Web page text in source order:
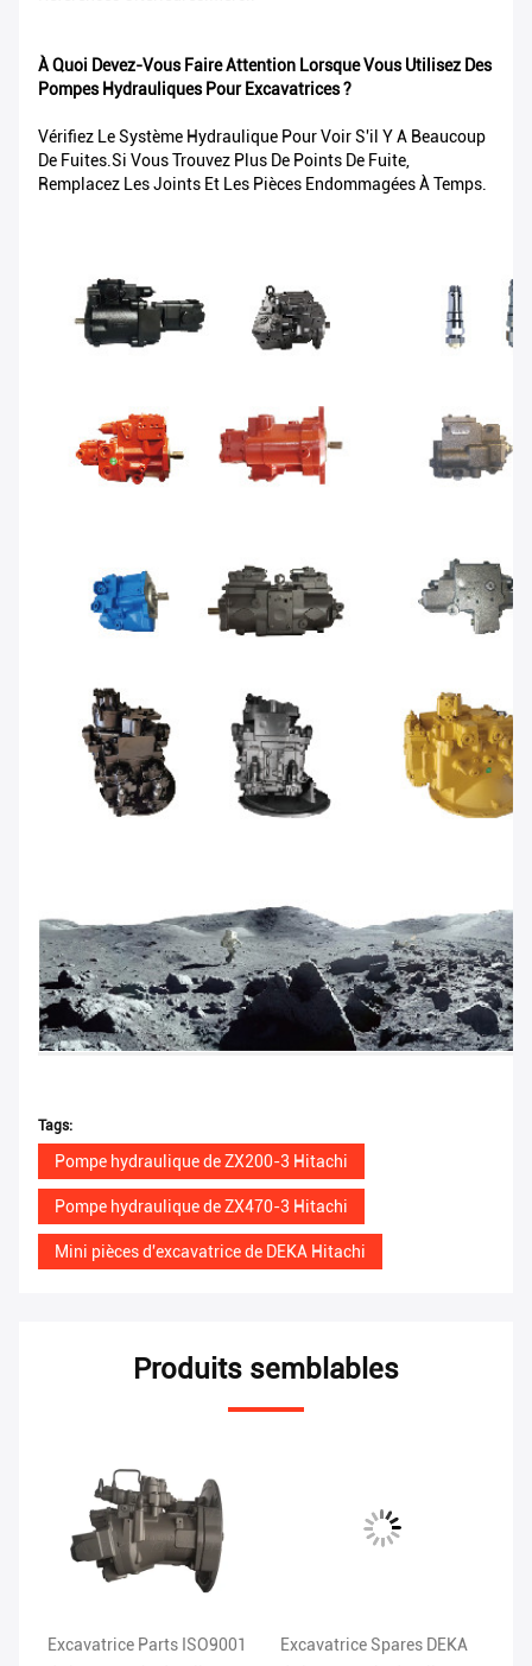
À Quoi Devez-Vous Faire Attention Lorsque Vous Utilisez Des
Pompes Hydrauliques Pour Excavatrices ?
Vérifiez Le Système Hydraulique Pour Voir S'il Y A Beaucoup
De Fuites.Si Vous Trouvez Plus De Points De Fuite,
Remplacez Les Joints Et Les Pièces Endommagées À Temps.
Tags:
Pompe hydraulique de ZX200-3 Hitachi
Pompe hydraulique de ZX470-3 Hitachi
Mini pièces d'excavatrice de DEKA Hitachi
Produits semblables
Excavatrice Parts ISO9001
Excavatrice Spares DEKA